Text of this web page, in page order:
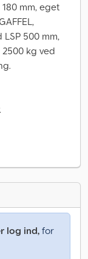
mm, eget
500 mm,
2500 kg ved
log ind,for